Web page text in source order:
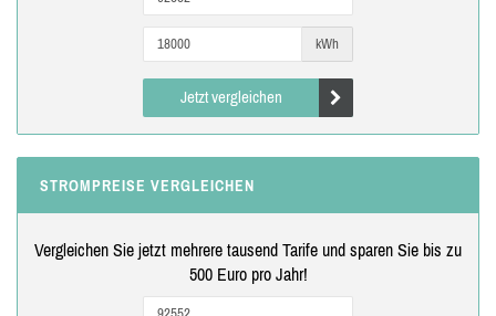
kWh
Jetzt vergleichen
STROMPREISE VERGLEICHEN
Vergleichen Sie jetzt mehrere tausend Tarife und sparen Sie bis zu
500 Euro pro Jahr!